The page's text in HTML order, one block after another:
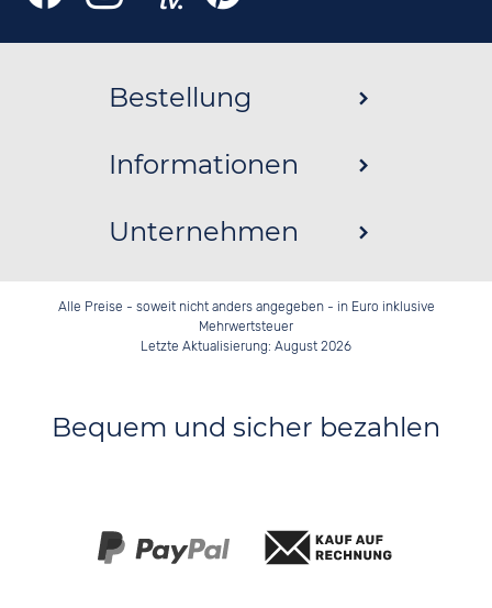
Bestellung
Informationen
Unternehmen
Alle Preise - soweit nicht anders angegeben - in Euro inklusive
Mehrwertsteuer
Letzte Aktualisierung: August 2026
Bequem und sicher bezahlen